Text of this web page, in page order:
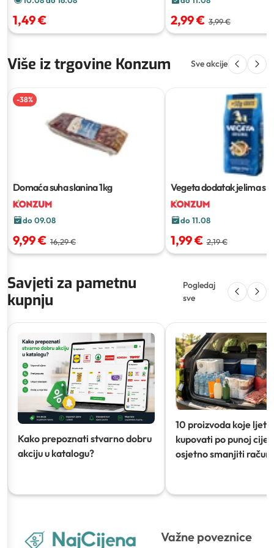
1,49 € 2,99 € 3,99 €
Više iz trgovine Konzum Sve akcije
-38%
Domaća suha slanina1kg
do 09.08
9,99 € 16,29 €
Vegeta dodatak jelima s
250 g + 50 g gratis
do 11.08
1,99 € 2,19 €
Savjeti za pametnu
kupnju
Pogledaj
sve
Kako prepoznati stvarno dobru
akciju u katalogu?
10 proizvoda koje ljeti
kupovati po punoj
osjetno smanjiti račun)
Važne poveznice